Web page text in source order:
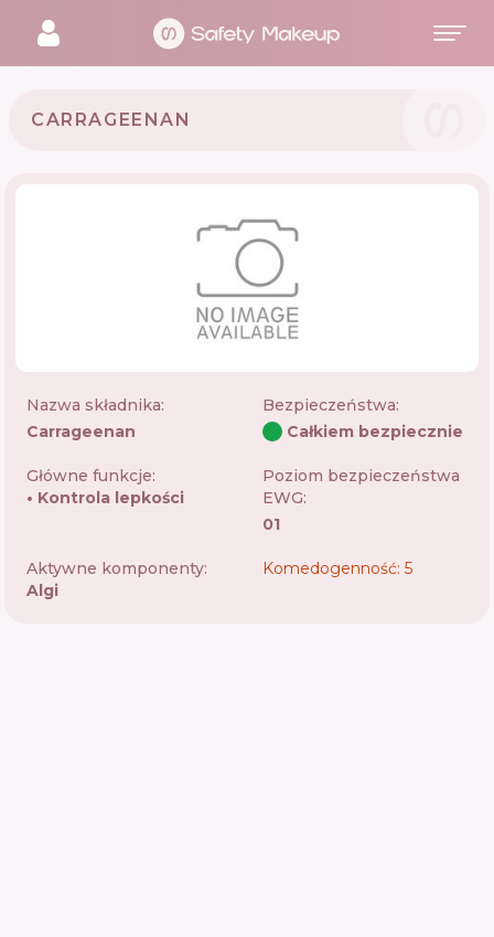
CARRAGEENAN
Nazwa składnika:
Carrageenan
Bezpieczeństwa:
Całkiem bezpiecznie
Główne funkcje:
Kontrola lepkości
Poziom bezpieczeństwa
EWG:
01
Aktywne komponenty:
Algi
Komedogenność: 5